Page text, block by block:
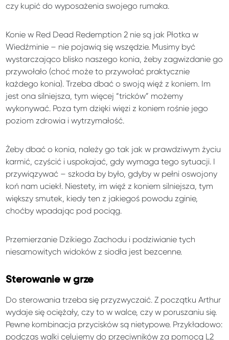
czy kupić do wyposażenia swojego rumaka.
Konie w Red Dead Redemption 2 nie są jak Płotka w
Wiedźminie – nie pojawią się wszędzie. Musimy być
wystarczająco blisko naszego konia, żeby zagwizdanie go
przywołało (choć może to przywołać praktycznie
każdego konia). Trzeba dbać o swoją więź z koniem. Im
jest ona silniejsza, tym więcej “tricków” możemy
wykonywać. Poza tym dzięki więzi z koniem rośnie jego
poziom zdrowia i wytrzymałość.
Żeby dbać o konia, należy go tak jak w prawdziwym życiu
karmić, czyścić i uspokajać, gdy wymaga tego sytuacji. I
przywiązywać – szkoda by było, gdyby w pełni oswojony
koń nam uciekł. Niestety, im więź z koniem silniejsza, tym
większy smutek, kiedy ten z jakiegoś powodu zginie,
choćby wpadając pod pociąg.
Przemierzanie Dzikiego Zachodu i podziwianie tych
niesamowitych widoków z siodła jest bezcenne.
Sterowanie w grze
Do sterowania trzeba się przyzwyczaić. Z początku Arthur
wydaje się ociężały, czy to w walce, czy w poruszaniu się.
Pewne kombinacja przycisków są nietypowe. Przykładowo:
podczas walki celujemy do przeciwników za pomocą L2